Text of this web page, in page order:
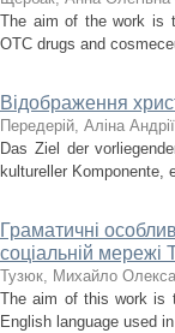
The aim of the work is
OTC drugs and
Відображення
Передерій, Аліна
Das Ziel der
kultureller Komponente,
Граматичні
соціальній мережі
Тузюк, Михайло
The aim of this work is
English language used